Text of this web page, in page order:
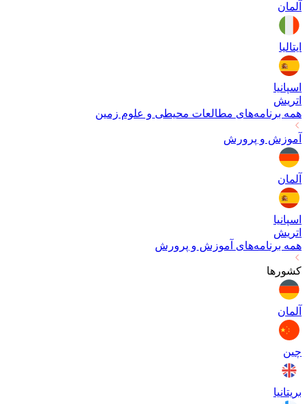
آلمان
ایتالیا
اسپانیا
اتریش
همه برنامه‌های مطالعات محیطی و علوم زمین
آموزش و پرورش
آلمان
اسپانیا
اتریش
همه برنامه‌های آموزش و پرورش
کشورها
آلمان
چین
بریتانیا